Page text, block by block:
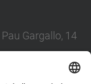
Gargallo, 14